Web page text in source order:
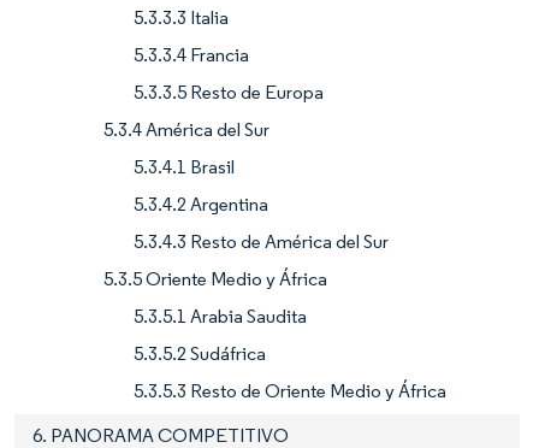
5.3.3.3 Italia
5.3.3.4 Francia
5.3.3.5 Resto de Europa
5.3.4 América del Sur
5.3.4.1 Brasil
5.3.4.2 Argentina
5.3.4.3 Resto de América del Sur
5.3.5 Oriente Medio y África
5.3.5.1 Arabia Saudita
5.3.5.2 Sudáfrica
5.3.5.3 Resto de Oriente Medio y África
6. PANORAMA COMPETITIVO